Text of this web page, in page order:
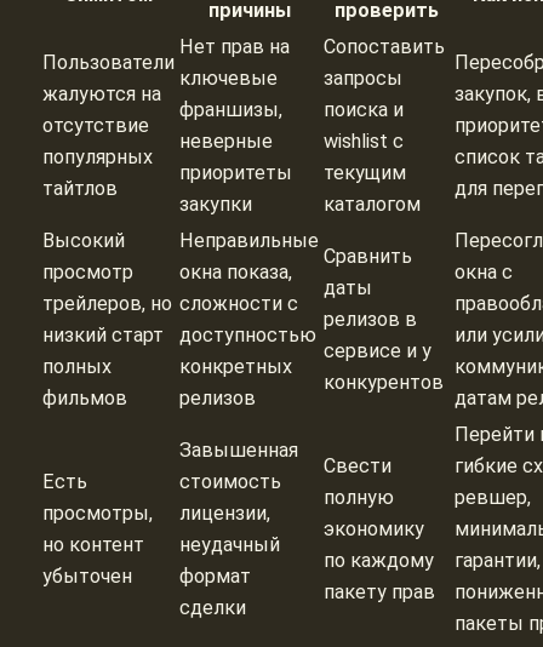
причины проверить
Пользователи
жалуются на
отсутствие
популярных
тайтлов
Нет прав на
ключевые
франшизы,
неверные
приоритеты
закупки
Сопоставить
запросы
поиска и
wishlist с
текущим
каталогом
закупок,
список
для
Высокий
просмотр
трейлеров, но
низкий старт
полных
фильмов
Неправильные
окна показа,
сложности с
доступностью
конкретных
релизов
Сравнить
даты
релизов в
сервисе и у
конкурентов
окна с
или
датам
Есть
просмотры,
но контент
убыточен
Завышенная
стоимость
лицензии,
неудачный
формат
сделки
Свести
полную
экономику
по каждому
пакету прав
Перейти
гибкие
ревшер,
гарантии,
пакеты